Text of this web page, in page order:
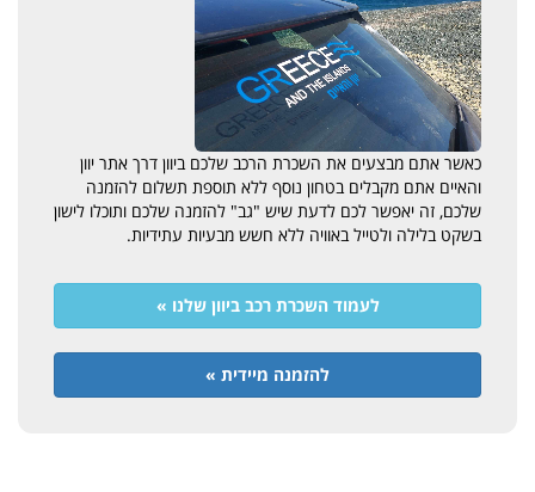
כאשר אתם מבצעים את השכרת הרכב שלכם ביוון דרך אתר יוון
והאיים אתם מקבלים בטחון נוסף ללא תוספת תשלום להזמנה
שלכם, זה יאפשר לכם לדעת שיש "גב" להזמנה שלכם ותוכלו לישון
בשקט בלילה ולטייל באוויה ללא חשש מבעיות עתידיות.
לעמוד השכרת רכב ביוון שלנו »
להזמנה מיידית »